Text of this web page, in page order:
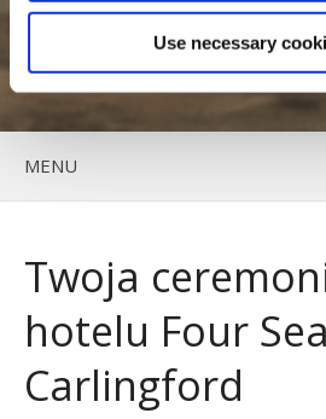
Use necessary
MENU
Twoja
hotelu Four
Carlingford